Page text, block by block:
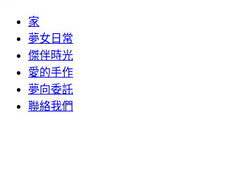
家
夢女日常
傑伴時光
愛的手作
夢向委託
聯絡我們